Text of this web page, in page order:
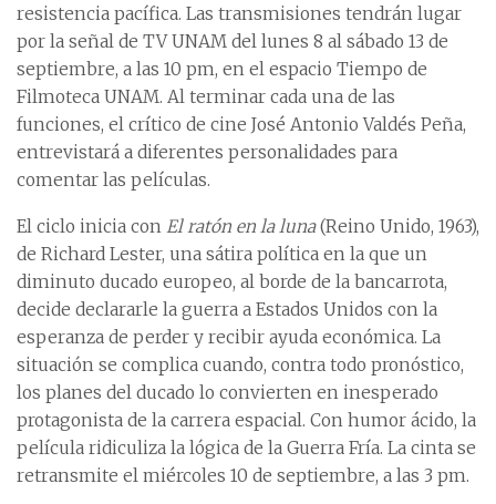
resistencia pacífica. Las transmisiones tendrán lugar
por la señal de TV UNAM del lunes 8 al sábado 13 de
septiembre, a las 10 pm, en el espacio Tiempo de
Filmoteca UNAM. Al terminar cada una de las
funciones, el crítico de cine José Antonio Valdés Peña,
entrevistará a diferentes personalidades para
comentar las películas.
El ciclo inicia con El ratón en la luna(Reino Unido, 1963),
de Richard Lester, una sátira política en la que un
diminuto ducado europeo, al borde de la bancarrota,
decide declararle la guerra a Estados Unidos con la
esperanza de perder y recibir ayuda económica. La
situación se complica cuando, contra todo pronóstico,
los planes del ducado lo convierten en inesperado
protagonista de la carrera espacial. Con humor ácido, la
película ridiculiza la lógica de la Guerra Fría. La cinta se
retransmite el miércoles 10 de septiembre, a las 3 pm.